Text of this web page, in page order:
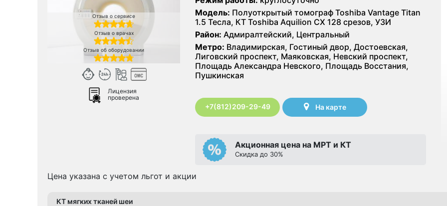
Отзыв о сервисе
Отзыв о врачах
Отзыв об оборудовании
Лицензия
проверена
Модель: Полуоткрытый томограф Toshiba Vantage Titan
1.5 Тесла, КТ Toshiba Aquilion CX 128 срезов, УЗИ
Район: Адмиралтейский, Центральный
Метро: Владимирская, Гостиный двор, Достоевская,
Лиговский проспект, Маяковская, Невский проспект,
Площадь Александра Невского, Площадь Восстания,
Пушкинская
+7(812)209-29-49 На карте
Акционная цена на МРТ и КТ
Скидка до 30%
Цена указана с учетом льгот и акции
КТ мягких тканей шеи